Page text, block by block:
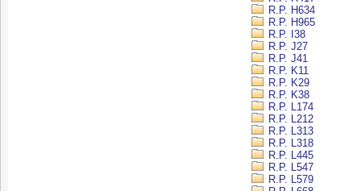
R.P. H634
R.P. H965
R.P. I38
R.P. J27
R.P. J41
R.P. K11
R.P. K29
R.P. K38
R.P. L174
R.P. L212
R.P. L313
R.P. L318
R.P. L445
R.P. L547
R.P. L579